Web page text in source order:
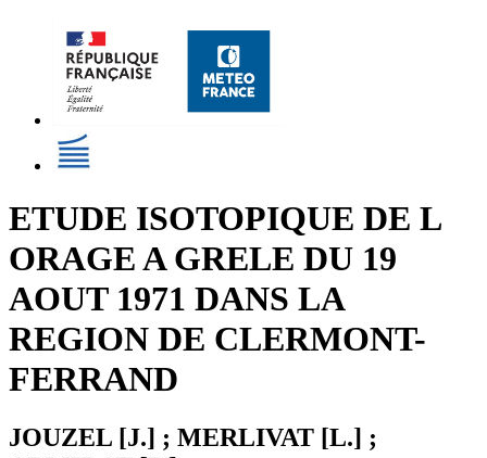
ETUDE ISOTOPIQUE DE L
ORAGE A GRELE DU 19
AOUT 1971 DANS LA
REGION DE CLERMONT-
FERRAND
JOUZEL [J.] ; MERLIVAT [L.] ;